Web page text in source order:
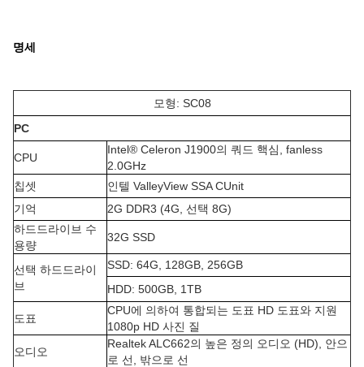
명세
모형: SC08
PC
CPU
Intel® Celeron J1900의 쿼드 핵심, fanless
2.0GHz
칩셋
인텔 ValleyView SSA CUnit
기억
2G DDR3 (4G, 선택 8G)
하드드라이브 수
용량
32G SSD
선택 하드드라이
브
SSD: 64G, 128GB, 256GB
HDD: 500GB, 1TB
도표
CPU에 의하여 통합되는 도표 HD 도표와 지원
1080p HD 사진 질
오디오
Realtek ALC662의 높은 정의 오디오 (HD), 안으
로 선, 밖으로 선